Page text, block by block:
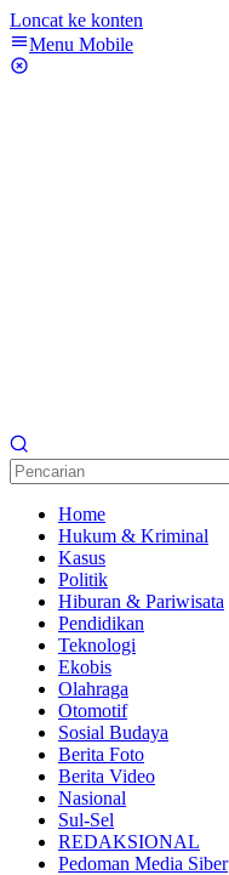
Loncat ke konten
Menu Mobile
Home
Hukum & Kriminal
Kasus
Politik
Hiburan & Pariwisata
Pendidikan
Teknologi
Ekobis
Olahraga
Otomotif
Sosial Budaya
Berita Foto
Berita Video
Nasional
Sul-Sel
REDAKSIONAL
Pedoman Media Siber